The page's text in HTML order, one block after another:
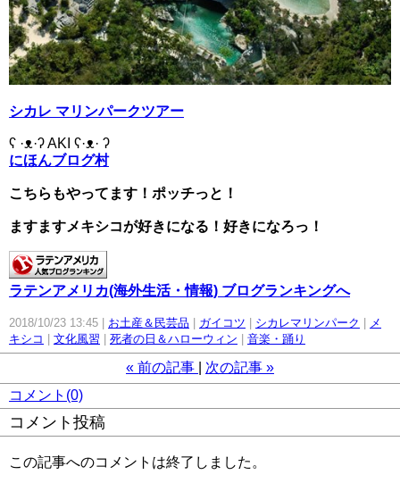
シカレ マリンパークツアー
ʕ ·ᴥ·ʔ AKI ʕ·ᴥ· ʔ
にほんブログ村
こちらもやってます！ポッチっと！
ますますメキシコが好きになる！好きになろっ！
ラテンアメリカ(海外生活・情報) ブログランキングへ
2018/10/23 13:45 お土産＆民芸品 ガイコツ シカレマリンパーク
メ
キシコ
文化風習 死者の日＆ハローウィン 音楽・踊り
« 前の記事 次の記事 »
コメント(0)
コメント投稿
この記事へのコメントは終了しました。